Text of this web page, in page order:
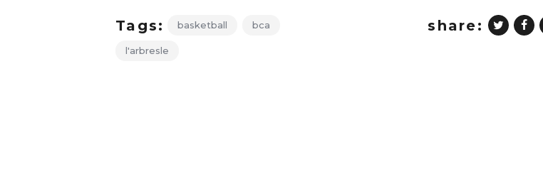
Tags: basketball bca
l'arbresle
share: